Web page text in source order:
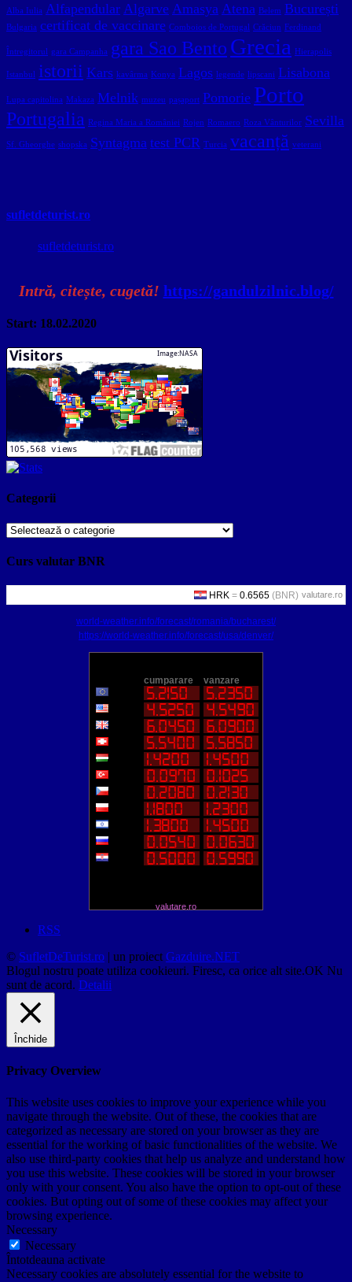
Alba Iulia Alfapendular Algarve Amasya Atena Belem București
Bulgaria certificat de vaccinare Comboios de Portugal Crăciun Ferdinand
Întregitorul gara Campanha gara Sao Bento Grecia Hierapolis
Istanbul istorii Kars kavârma Konya Lagos legende lipscani Lisabona
Lupa capitolina Makaza Melnik muzeu pașaport Pomorie Porto
Portugalia Regina Maria a României Rojen Romaero Roza Vânturilor Sevilla
Sf. Gheorghe shopska Syntagma test PCR Turcia vacanță veterani
sufletdeturist.ro
sufletdeturist.ro
Intră, citește, cugetă! https://gandulzilnic.blog/
Start: 18.02.2020
Categorii
Categorii
Curs valutar BNR
valutare.ro
world-weather.info/forecast/romania/bucharest/
https://world-weather.info/forecast/usa/denver/
valutare.ro
RSS
© SufletDeTurist.ro | un proiect Gazduire.NET
Blogul nostru poate utiliza cookieuri. Firesc, ca orice alt site.OK Nu
sunt de acord. Detalii
Închide
Privacy Overview
This website uses cookies to improve your experience while you
navigate through the website. Out of these, the cookies that are
categorized as necessary are stored on your browser as they are
essential for the working of basic functionalities of the website. We
also use third-party cookies that help us analyze and understand how
you use this website. These cookies will be stored in your browser
only with your consent. You also have the option to opt-out of these
cookies. But opting out of some of these cookies may affect your
browsing experience.
Necessary
Necessary
Întotdeauna activate
Necessary cookies are absolutely essential for the website to